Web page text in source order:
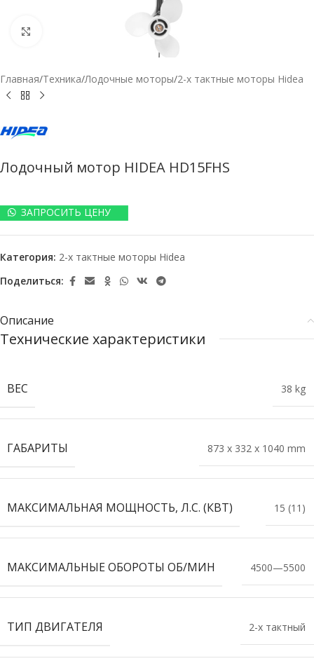
Нажмите, чтобы увеличить
Главная/Техника/Лодочные моторы/2-х тактные моторы Hidea
Лодочный мотор HIDEA HD15FHS
ЗАПРОСИТЬ ЦЕНУ
Категория: 2-х тактные моторы Hidea
Поделиться:
Описание
Технические характеристики
BЕС 38 kg
ГАБАРИТЫ 873 x 332 x 1040 mm
МАКСИМАЛЬНАЯ МОЩНОСТЬ, Л.С. (КВТ) 15 (11)
МАКСИМАЛЬНЫЕ ОБОРОТЫ ОБ/МИН 4500—5500
ТИП ДВИГАТЕЛЯ 2-х тактный